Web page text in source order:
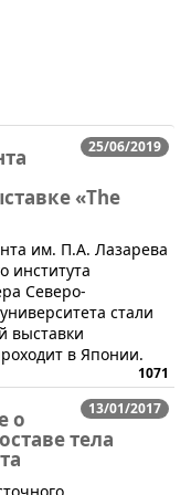
25/06/2019
«The
им. П.А. Лазарева
института
Северо-
стали
выставки
в Японии.
1071
13/01/2017
о
тела